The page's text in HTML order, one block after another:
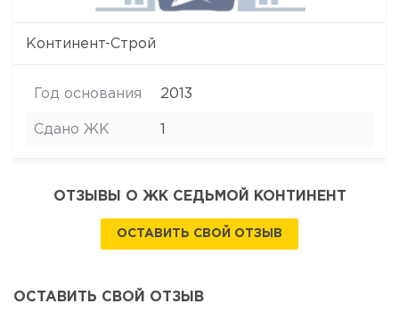
Континент-Cтрой
Год основания 2013
Сдано ЖК
ОТЗЫВЫ О ЖК СЕДЬМОЙ КОНТИНЕНТ
ОСТАВИТЬ СВОЙ ОТЗЫВ
ОСТАВИТЬ СВОЙ ОТЗЫВ